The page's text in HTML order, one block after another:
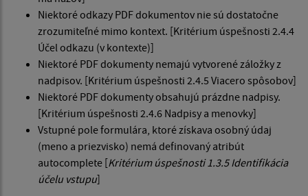
Niektoré odkazy PDF dokumentov nie sú dostatočne
zrozumiteľné mimo kontext. [Kritérium úspešnosti 2.4.4
Účel odkazu (v kontexte)]
Niektoré PDF dokumenty nemajú vytvorené záložky z
nadpisov. [Kritérium úspešnosti 2.4.5 Viacero spôsobov]
Niektoré PDF dokumenty obsahujú prázdne nadpisy.
[Kritérium úspešnosti 2.4.6 Nadpisy a menovky]
Vstupné pole formulára, ktoré získava osobný údaj
(meno a priezvisko) nemá definovaný atribút
autocomplete [Kritérium úspešnosti 1.3.5 Identifikácia
účelu vstupu]